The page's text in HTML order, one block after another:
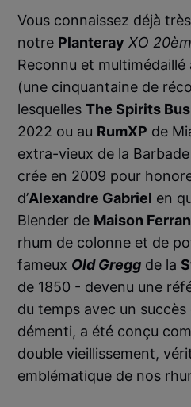
Vous connaissez déjà
notre Planteray XO
Reconnu et
(une cinquantaine de
lesquellesThe Spirits
2022 ou au RumXP de
extra-vieux de la
crée en 2009 pour
d’Alexandre Gabriel en
Blender de Maison
rhum de colonne et de
fameux Old Gregg de la
de 1850 - devenu une
du temps avec un succès
démenti, a été conçu
double vieillissement,
emblématique de nos